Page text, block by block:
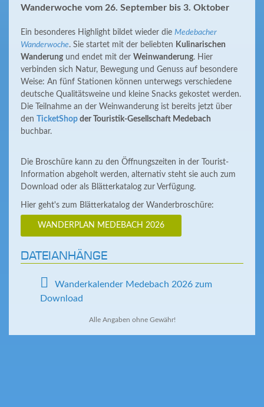
Wanderwoche vom 26. September bis 3. Oktober
Ein besonderes Highlight bildet wieder die Medebacher
Wanderwoche. Sie startet mit der beliebten Kulinarischen
Wanderungund endet mit der Weinwanderung. Hier
verbinden sich Natur, Bewegung und Genuss auf besondere
Weise: An fünf Stationen können unterwegs verschiedene
deutsche Qualitätsweine und kleine Snacks gekostet werden.
Die Teilnahme an der Weinwanderung ist bereits jetzt über
den
TicketShop der Touristik-Gesellschaft Medebach
buchbar.
Die Broschüre kann zu den Öffnungszeiten in der Tourist-
Information abgeholt werden, alternativ steht sie auch zum
Download oder als Blätterkatalog zur Verfügung.
Hier geht's zum Blätterkatalog der Wanderbroschüre:
WANDERPLAN MEDEBACH 2026
DATEIANHÄNGE
Wanderkalender Medebach 2026 zum
Download
Alle Angaben ohne Gewähr!